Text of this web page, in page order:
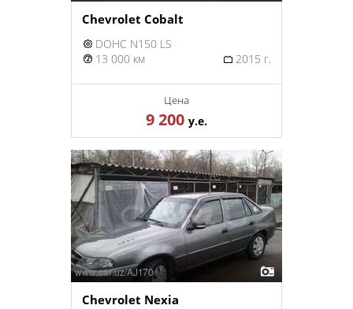
Chevrolet Cobalt
DOHC N150 LS
13 000 км
2015 г.
Цена
9 200 у.е.
Chevrolet Nexia